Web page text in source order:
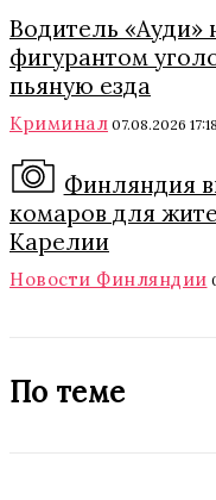
Водитель «Ауди»
фигурантом
пьяную езда
Криминал 07.08.2026 17:18
Финляндия
комаров для
Карелии
Новости Финляндии
По теме